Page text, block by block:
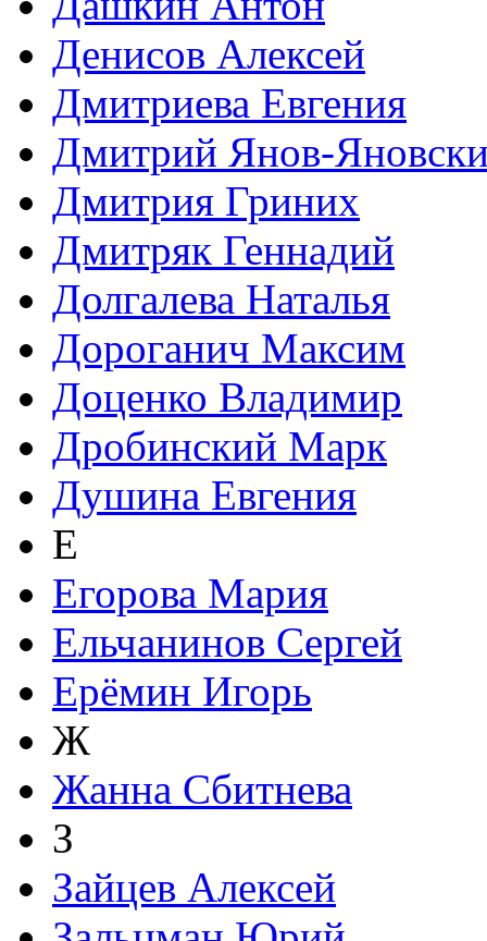
Денисов Алексей
Дмитриева Евгения
Дмитрий Янов-
Дмитрия Гриних
Дмитряк Геннадий
Долгалева Наталья
Дороганич Максим
Доценко Владимир
Дробинский Марк
Душина Евгения
Е
Егорова Мария
Ельчанинов Сергей
Ерёмин Игорь
Ж
Жанна Сбитнева
З
Зайцев Алексей